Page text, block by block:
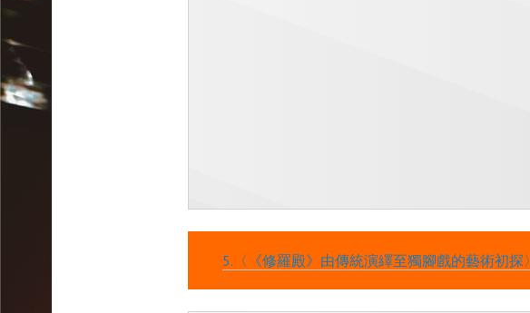
5.〈《修羅殿》由傳統演繹至獨腳戲的藝術初探〉